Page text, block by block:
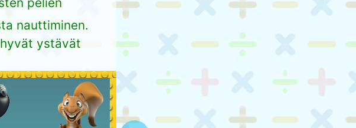
nauttiminen.
ystävät